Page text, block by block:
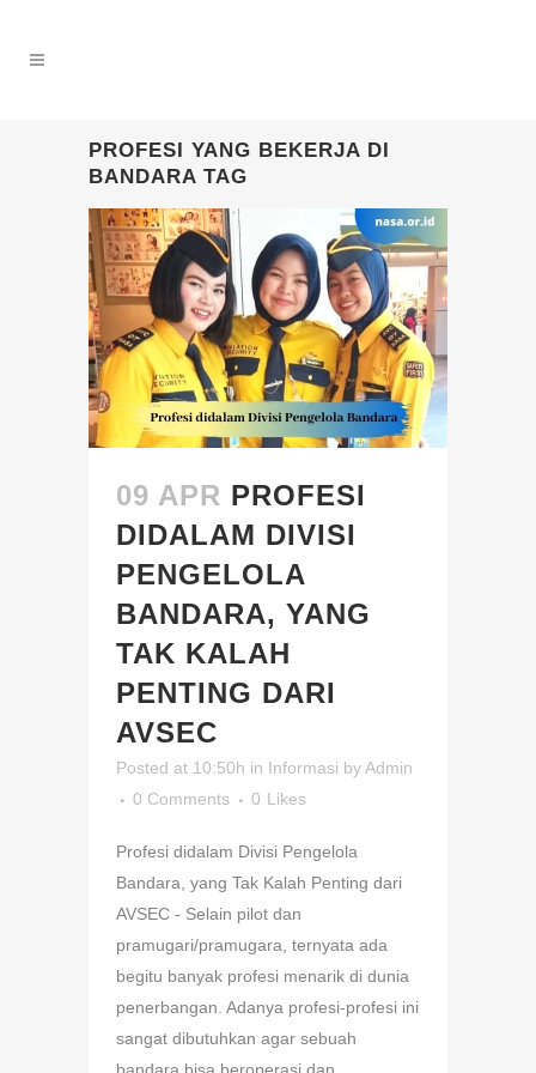
PROFESI YANG BEKERJA DI
BANDARA TAG
09 APR PROFESI
DIDALAM DIVISI
PENGELOLA
BANDARA, YANG
TAK KALAH
PENTING DARI
AVSEC
Posted at 10:50h in Informasi byAdmin
0 Comments
0 Likes
Profesi didalam Divisi Pengelola
Bandara, yang Tak Kalah Penting dari
AVSEC - Selain pilot dan
pramugari/pramugara, ternyata ada
begitu banyak profesi menarik di dunia
penerbangan. Adanya profesi-profesi ini
sangat dibutuhkan agar sebuah